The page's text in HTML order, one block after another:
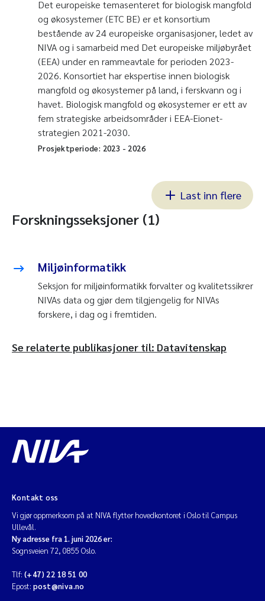
Det europeiske temasenteret for biologisk mangfold
og økosystemer (ETC BE) er et konsortium
bestående av 24 europeiske organisasjoner, ledet av
NIVA og i samarbeid med Det europeiske miljøbyrået
(EEA) under en rammeavtale for perioden 2023-
2026. Konsortiet har ekspertise innen biologisk
mangfold og økosystemer på land, i ferskvann og i
havet. Biologisk mangfold og økosystemer er ett av
fem strategiske arbeidsområder i EEA-Eionet-
strategien 2021-2030.
Prosjektperiode: 2023 - 2026
Last inn flere
Forskningsseksjoner (1)
Miljøinformatikk
Seksjon for miljøinformatikk forvalter og kvalitetssikrer
NIVAs data og gjør dem tilgjengelig for NIVAs
forskere, i dag og i fremtiden.
Se relaterte publikasjoner til: Datavitenskap
Kontakt oss
Vi gjør oppmerksom på at NIVA flytter hovedkontoret i Oslo til Campus
Ullevål.
Ny adresse fra 1. juni 2026 er:
Sognsveien 72, 0855 Oslo.
Tlf: (+47) 22 18 51 00
Epost: post@niva.no